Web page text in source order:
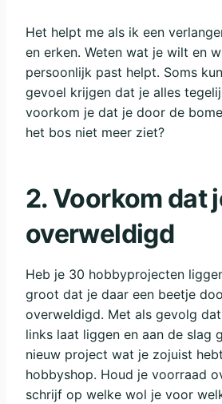
Het helpt me als ik een
en erken. Weten wat je wilt en
persoonlijk past helpt. Soms
gevoel krijgen dat je alles
voorkom je dat je door de
het bos niet meer ziet?
2. Voorkom dat
overweldigd
Heb je 30 hobbyprojecten
groot dat je daar een beetje
overweldigd. Met als gevolg
links laat liggen en aan de slag
nieuw project wat je zojuist
hobbyshop. Houd je voorraad
schrijf op welke wol je voor